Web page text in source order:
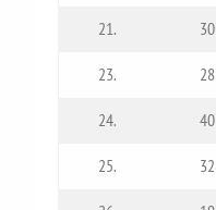
21. 30
23. 28
24. 40
25. 32